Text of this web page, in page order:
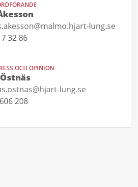
lung.se
32 86
OCH OPINION
lung.se
208